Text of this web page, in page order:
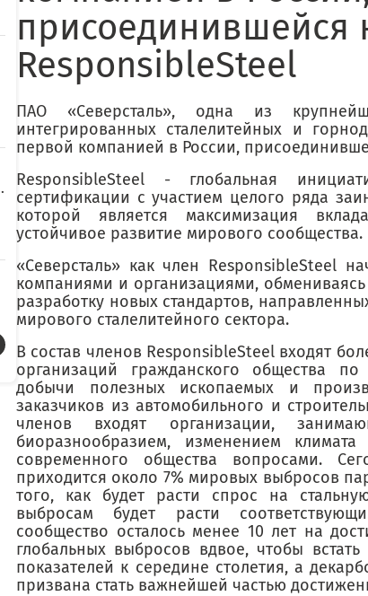
присоединившейся
ResponsibleSteel
ПАО «Северсталь», одна из
интегрированных сталелитейных и
первой компанией в России,
ResponsibleSteel - глобальная
сертификации с участием целого ряда
которой является максимизация
устойчивое развитие мирового сообщества.
«Северсталь» как член ResponsibleSteel
компаниями и организациями,
разработку новых стандартов,
мирового сталелитейного сектора.
В состав членов ResponsibleSteel входят
организаций гражданского общества
добычи полезных ископаемых и
заказчиков из автомобильного и
членов входят организации,
биоразнообразием, изменением
современного общества вопросами.
приходится около 7% мировых выбросов
того, как будет расти спрос на
выбросам будет расти
сообщество осталось менее 10 лет на
глобальных выбросов вдвое, чтобы
показателей к середине столетия, а
призвана стать важнейшей частью